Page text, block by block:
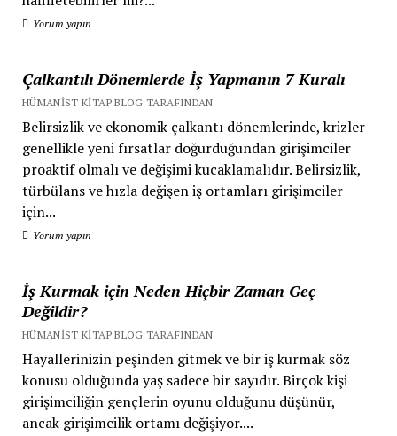
Yorum yapın
Çalkantılı Dönemlerde İş Yapmanın 7 Kuralı
HÜMANIST KITAP BLOG TARAFINDAN
Belirsizlik ve ekonomik çalkantı dönemlerinde, krizler
genellikle yeni fırsatlar doğurduğundan girişimciler
proaktif olmalı ve değişimi kucaklamalıdır. Belirsizlik,
türbülans ve hızla değişen iş ortamları girişimciler
için...
Yorum yapın
İş Kurmak için Neden Hiçbir Zaman Geç
Değildir?
HÜMANIST KITAP BLOG TARAFINDAN
Hayallerinizin peşinden gitmek ve bir iş kurmak söz
konusu olduğunda yaş sadece bir sayıdır. Birçok kişi
girişimciliğin gençlerin oyunu olduğunu düşünür,
ancak girişimcilik ortamı değişiyor....